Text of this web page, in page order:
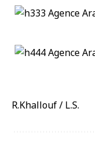
R.Khallouf / L.S.